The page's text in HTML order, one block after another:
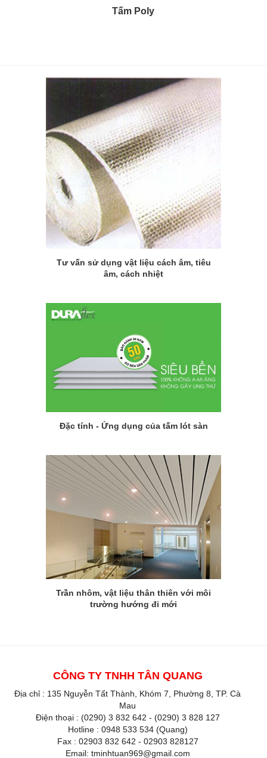
Tấm Poly
Tư vấn sử dụng vật liệu cách âm, tiêu
âm, cách nhiệt
Đặc tính - Ứng dụng của tấm lót sàn
Trần nhôm, vật liệu thân thiên với môi
trường hướng đi mới
CÔNG TY TNHH TÂN QUANG
Địa chỉ : 135 Nguyễn Tất Thành, Khóm 7, Phường 8, TP. Cà
Mau
Điện thoại : (0290) 3 832 642 - (0290) 3 828 127
Hotline : 0948 533 534 (Quang)
Fax : 02903 832 642 - 02903 828127
Email: tminhtuan969@gmail.com